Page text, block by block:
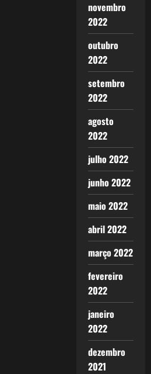
novembro
2022
outubro
2022
setembro
2022
agosto
2022
julho 2022
junho 2022
maio 2022
abril 2022
março 2022
fevereiro
2022
janeiro
2022
dezembro
2021